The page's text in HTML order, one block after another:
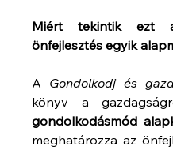
Miért tekintik ezt
önfejlesztés egyik
A Gondolkodj és
könyv a
gondolkodásmód
meghatározza az